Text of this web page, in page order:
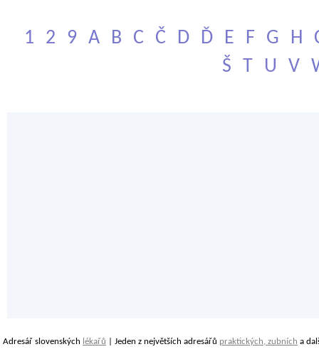
1 2 9 A B C Č D Ď E F G H
Š
T U V
Adresář slovenských lékařů | Jeden z největších adresářů praktických, zubních a